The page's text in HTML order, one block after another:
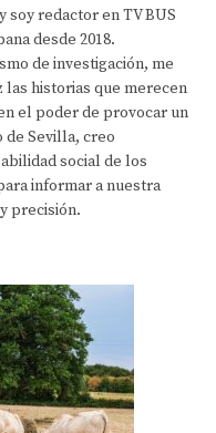
redactor en TV BUS
desde 2018.
de investigación, me
historias que merecen
el poder de provocar un
de Sevilla, creo
social de los
informar a nuestra
precisión.